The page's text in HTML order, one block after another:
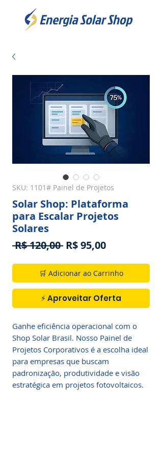
SKU: 1101# Painel de Projetos
Solar Shop: Plataforma
para Escalar Projetos
Solares
R$ 120,00 Preço
R$ 95,00Preço
🛒 Adicionar ao Carrinho
⚡ Aproveitar Oferta
Ganhe eficiência operacional com o
Shop Solar Brasil. Nosso Painel de
Projetos Corporativos é a escolha ideal
para empresas que buscam
padronização, produtividade e visão
estratégica em projetos fotovoltaicos.